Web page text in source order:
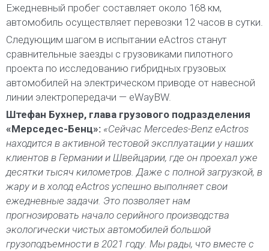
Ежедневный пробег составляет около 168 км,
автомобиль осуществляет перевозки 12 часов в сутки.
Следующим шагом в испытании eActros станут
сравнительные заезды с грузовиками пилотного
проекта по исследованию гибридных грузовых
автомобилей на электрическом приводе от навесной
линии электропередачи — eWayBW.
Штефан Бухнер, глава грузового подразделения
«Мерседес-Бенц»: «Сейчас Mercedes-Benz eActros
находится в активной тестовой эксплуатации у наших
клиентов в Германии и Швейцарии, где он проехал уже
десятки тысяч километров. Даже с полной загрузкой, в
жару и в холод eActros успешно выполняет свои
ежедневные задачи. Это позволяет нам
прогнозировать начало серийного производства
экологически чистых автомобилей большой
грузоподъемности в 2021 году. Мы рады, что вместе с